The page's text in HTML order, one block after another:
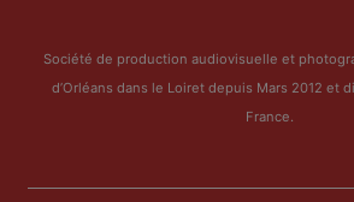
Société de production audiovisuelle et
d’Orléans dans le Loiret depuis Mars 2012 et
France.